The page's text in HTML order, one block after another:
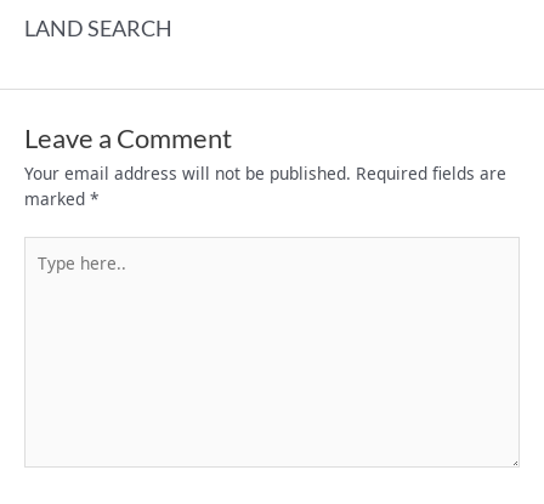
LAND SEARCH
Leave a Comment
Your email address will not be published. Required fields are
marked *
here..